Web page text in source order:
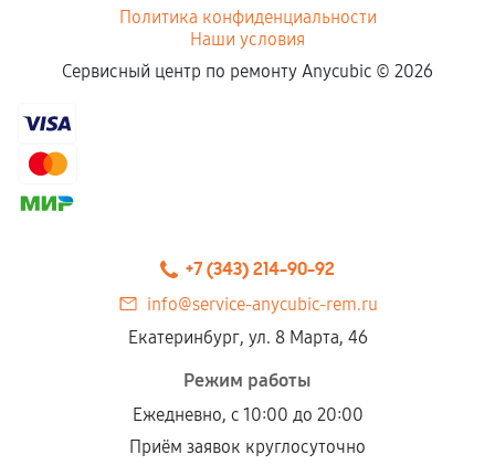
Политика конфиденциальности
Наши условия
Сервисный центр по ремонту Anycubic © 2026
+7 (343) 214-90-92
info@service-anycubic-rem.ru
Екатеринбург, ул. 8 Марта, 46
Режим работы
Ежедневно, с 10:00 до 20:00
Приём заявок круглосуточно